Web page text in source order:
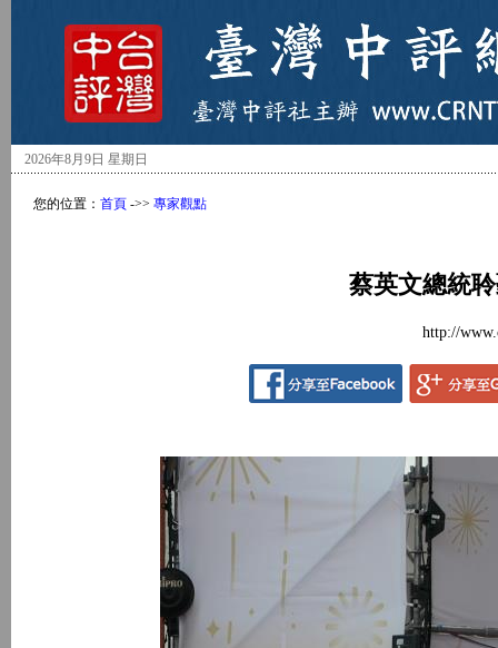
2026年8月9日 星期日
您的位置： 首頁 ->> 專家觀點
蔡英文總統
http://